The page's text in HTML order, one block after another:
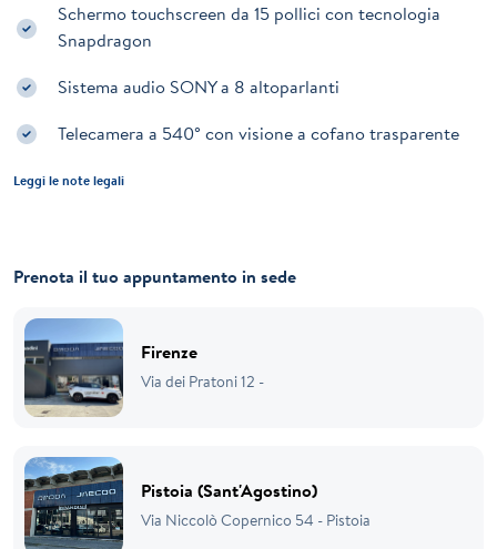
Schermo touchscreen da 15 pollici con tecnologia
Snapdragon
Sistema audio SONY a 8 altoparlanti
Telecamera a 540° con visione a cofano trasparente
Leggi le note legali
Prenota il tuo appuntamento in sede
Firenze
Via dei Pratoni 12 -
Pistoia (Sant'Agostino)
Via Niccolò Copernico 54 - Pistoia